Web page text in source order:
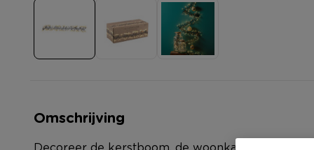
Omschrijving
Decoreer de kerstboom, de woonkamer of de